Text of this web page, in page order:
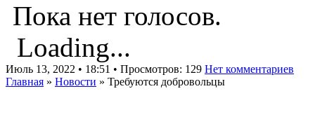
Пока нет голосов.
Loading...
Июль 13, 2022 • 18:51 • Просмотров: 129 Нет комментариев
Главная » Новости » Требуются добровольцы